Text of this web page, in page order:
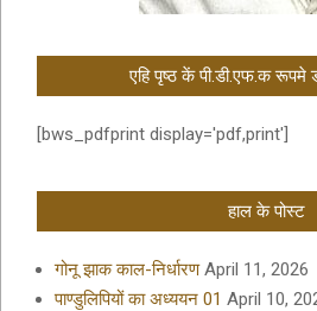
एहि पृष्ठ कें पी.डी.एफ.क
[bws_pdfprint display='pdf,print']
हाल के पोस्ट
गोनू झाक काल-निर्धारण April 11, 2026
पाण्डुलिपियों का अध्ययन 01 April 10,